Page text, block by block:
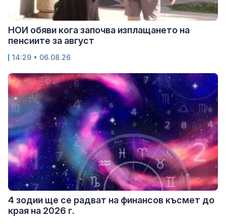
НОИ обяви кога започва изплащането на
пенсиите за август
14:29 • 06.08.26
4 зодии ще се радват на финансов късмет до
края на 2026 г.